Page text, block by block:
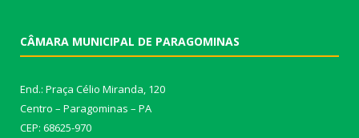
CÂMARA MUNICIPAL DE PARAGOMINAS
End.: Praça Célio Miranda, 120
Centro – Paragominas – PA
CEP: 68625-970